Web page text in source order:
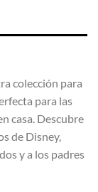
colección para
para las
casa. Descubre
de Disney,
y a los padres